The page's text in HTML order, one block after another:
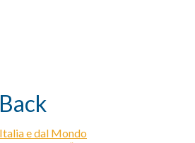
e dal Mondo